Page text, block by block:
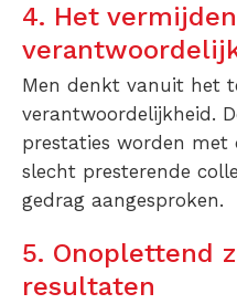
4. Het
Men denkt vanuit het
verantwoordelijkheid.
prestaties worden met
slecht presterende
gedrag aangesproken.
5. Onoplettend
resultaten